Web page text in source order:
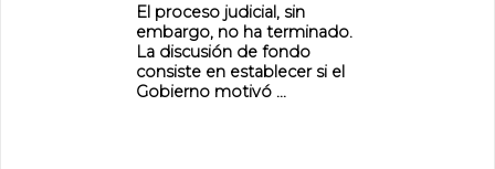
El proceso judicial, sin
embargo, no ha terminado.
La discusión de fondo
consiste en establecer si el
Gobierno motivó ...